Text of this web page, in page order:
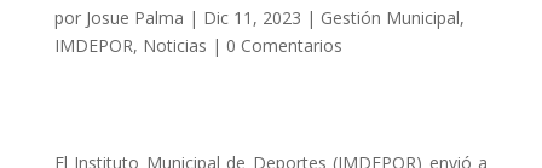
por Josue Palma | Dic 11, 2023 | Gestión Municipal,
IMDEPOR, Noticias | 0 Comentarios
El Instituto Municipal de Deportes (IMDEPOR) envió a